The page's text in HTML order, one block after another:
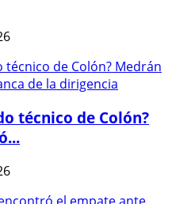
técnico de Colón?